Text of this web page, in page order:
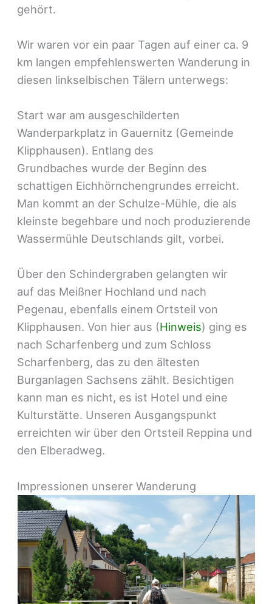
gehört.
Wir waren vor ein paar Tagen auf einer ca. 9
km langen empfehlenswerten Wanderung in
diesen linkselbischen Tälern unterwegs:
Start war am ausgeschilderten
Wanderparkplatz in Gauernitz (Gemeinde
Klipphausen). Entlang des
Grundbaches wurde der Beginn des
schattigen Eichhörnchengrundes erreicht.
Man kommt an der Schulze-Mühle, die als
kleinste begehbare und noch produzierende
Wassermühle Deutschlands gilt, vorbei.
Über den Schindergraben gelangten wir
auf das Meißner Hochland und nach
Pegenau, ebenfalls einem Ortsteil von
Klipphausen. Von hier aus (Hinweis) ging es
nach Scharfenberg und zum Schloss
Scharfenberg, das zu den ältesten
Burganlagen Sachsens zählt. Besichtigen
kann man es nicht, es ist Hotel und eine
Kulturstätte. Unseren Ausgangspunkt
erreichten wir über den Ortsteil Reppina und
den Elberadweg.
Impressionen unserer Wanderung